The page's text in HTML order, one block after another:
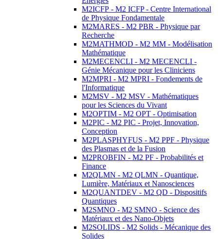
M2ICFP - M2 ICFP - Centre International
de Physique Fondamentale
M2MARES - M2 PBR - Physique par
Recherche
M2MATHMOD - M2 MM - Modélisation
Mathématique
M2MECENCLI - M2 MECENCLI -
Génie Mécanique pour les Cliniciens
M2MPRI - M2 MPRI - Fondements de
l'Informatique
M2MSV - M2 MSV - Mathématiques
pour les Sciences du Vivant
M2OPTIM - M2 OPT - Optimisation
M2PIC - M2 PIC - Projet, Innovation,
Conception
M2PLASPHYFUS - M2 PPF - Physique
des Plasmas et de la Fusion
M2PROBFIN - M2 PF - Probabilités et
Finance
M2QLMN - M2 QLMN - Quantique,
Lumière, Matériaux et Nanosciences
M2QUANTDEV - M2 QD - Dispositifs
Quantiques
M2SMNO - M2 SMNO - Science des
Matériaux et des Nano-Objets
M2SOLIDS - M2 Solids - Mécanique des
Solides